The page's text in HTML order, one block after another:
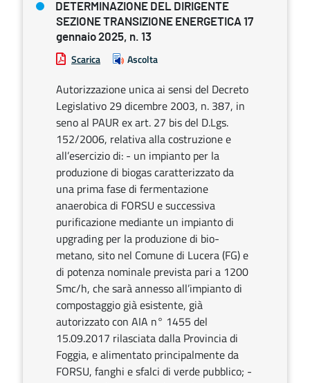
DETERMINAZIONE DEL DIRIGENTE
SEZIONE TRANSIZIONE ENERGETICA 17
gennaio 2025, n. 13
Scarica Ascolta
Autorizzazione unica ai sensi del Decreto
Legislativo 29 dicembre 2003, n. 387, in
seno al PAUR ex art. 27 bis del D.Lgs.
152/2006, relativa alla costruzione e
all’esercizio di: - un impianto per la
produzione di biogas caratterizzato da
una prima fase di fermentazione
anaerobica di FORSU e successiva
purificazione mediante un impianto di
upgrading per la produzione di bio-
metano, sito nel Comune di Lucera (FG) e
di potenza nominale prevista pari a 1200
Smc/h, che sarà annesso all’impianto di
compostaggio già esistente, già
autorizzato con AIA n° 1455 del
15.09.2017 rilasciata dalla Provincia di
Foggia, e alimentato principalmente da
FORSU, fanghi e sfalci di verde pubblico; -